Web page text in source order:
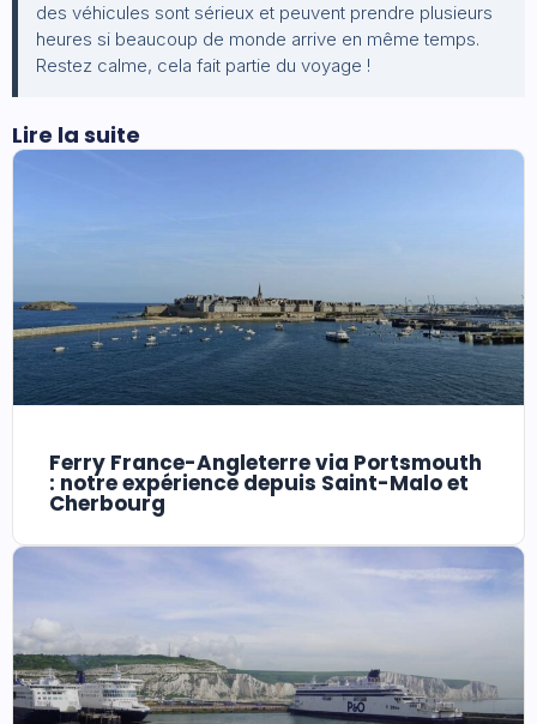
des véhicules sont sérieux et peuvent prendre plusieurs
heures si beaucoup de monde arrive en même temps.
Restez calme, cela fait partie du voyage !
Lire la suite
Ferry France-Angleterre via Portsmouth
: notre expérience depuis Saint-Malo et
Cherbourg